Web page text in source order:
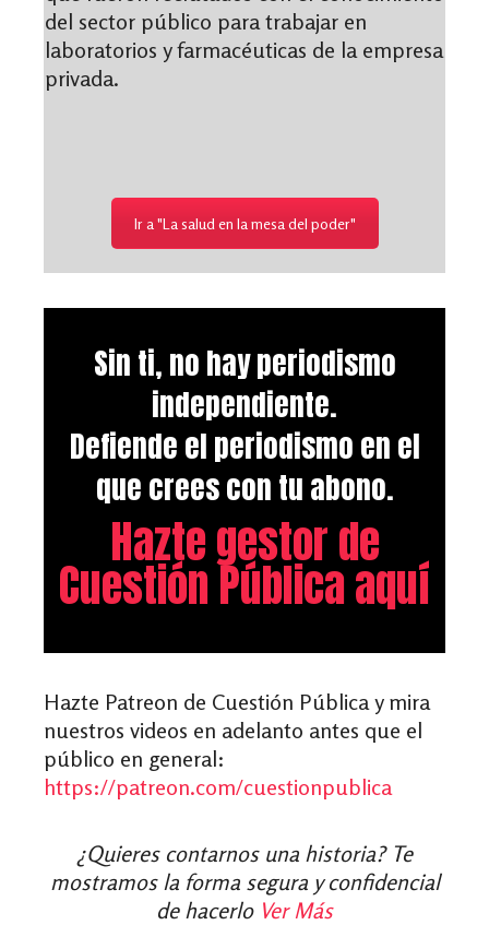
del sector público para trabajar en
laboratorios y farmacéuticas de la empresa
privada.
Ir a "La salud en la mesa del poder"
Sin ti, no hay periodismo
independiente.
Defiende el periodismo en el
que crees con tu abono.
Hazte gestor de
Cuestión Pública aquí
Hazte Patreon de Cuestión Pública y mira
nuestros videos en adelanto antes que el
público en general:
https://patreon.com/cuestionpublica
¿Quieres contarnos una historia? Te
mostramos la forma segura y confidencial
de hacerlo Ver Más